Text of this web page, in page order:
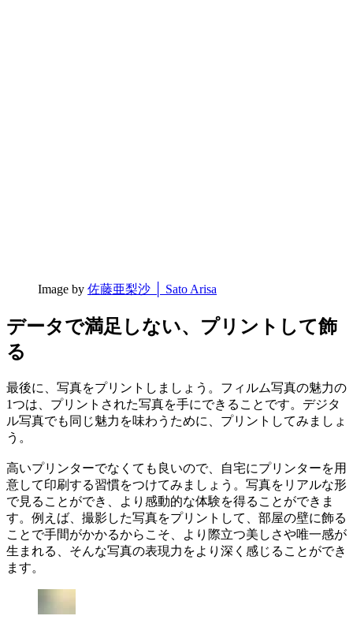
Image by 佐藤亜梨沙 │ Sato Arisa
データで満足しない、プリントして飾
る
最後に、写真をプリントしましょう。フィルム写真の魅力の
1つは、プリントされた写真を手にできることです。デジタ
ル写真でも同じ魅力を味わうために、プリントしてみましょ
う。
高いプリンターでなくても良いので、自宅にプリンターを用
意して印刷する習慣をつけてみましょう。写真をリアルな形
で見ることができ、より感動的な体験を得ることができま
す。例えば、撮影した写真をプリントして、部屋の壁に飾る
ことで手間がかかるからこそ、より際立つ美しさや唯一感が
生まれる、そんな写真の表現力をより深く感じることができ
ます。